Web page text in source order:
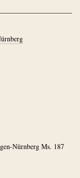
Nürnberg Ms. 187